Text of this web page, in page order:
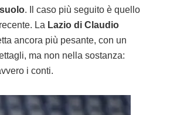
. Il caso più seguito è quello
La Lazio di Claudio
ancora più pesante, con un
ma non nella sostanza:
i conti.